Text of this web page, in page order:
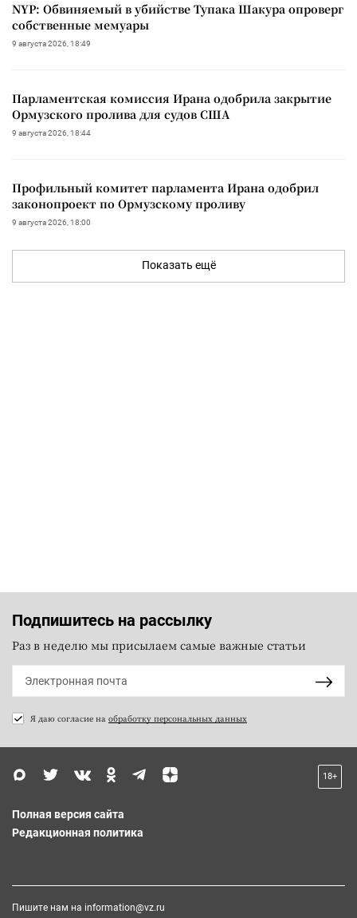
NYP: Обвиняемый в убийстве Тупака Шакура опроверг
собственные мемуары
9 августа 2026, 18:49
Парламентская комиссия Ирана одобрила закрытие
Ормузского пролива для судов США
9 августа 2026, 18:44
Профильный комитет парламента Ирана одобрил
законопроект по Ормузскому проливу
9 августа 2026, 18:00
Показать ещё
Подпишитесь на рассылку
Раз в неделю мы присылаем самые важные статьи
Я даю согласие на обработку персональных данных
18+
Полная версия сайта
Редакционная политика
Пишите нам на information@vz.ru